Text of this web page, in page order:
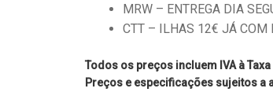
MRW – ENTREGA DIA
CTT – ILHAS 12€ JÁ COM
Todos os preços incluem IVA à
Preços e especificações sujeitos a